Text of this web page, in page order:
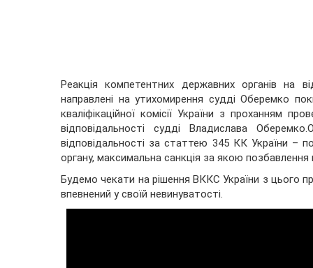
Реакція компетентних державних органів на
направлені на утихомирення судді Оберемко
кваліфікаційної комісії України з проханням
відповідальності судді Владислава
відповідальності за статтею 345 КК України –
органу, максимальна санкція за якою позбавлення
Будемо чекати на рішення ВККС України з цього
впевнений у своїй невинуватості.